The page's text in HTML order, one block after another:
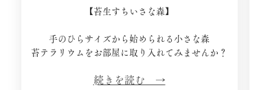
【苔生すちいさな森】
手のひらサイズから始められる小さな森
​苔テラリウムをお部屋に取り入れてみませんか？
​続きを読む →​